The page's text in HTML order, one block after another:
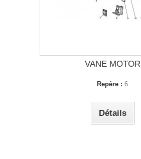
VANE MOTOR
Repère : 6
Détails